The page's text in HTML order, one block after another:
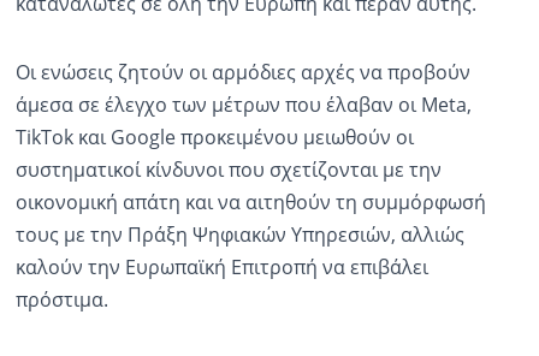
Οι ενώσεις ζητούν οι αρμόδιες αρχές να προβούν
άμεσα σε έλεγχο των μέτρων που έλαβαν οι Meta,
TikTok και Google προκειμένου μειωθούν οι
συστηματικοί κίνδυνοι που σχετίζονται με την
οικονομική απάτη και να αιτηθούν τη συμμόρφωσή
τους με την Πράξη Ψηφιακών Υπηρεσιών, αλλιώς
καλούν την Ευρωπαϊκή Επιτροπή να επιβάλει
πρόστιμα.